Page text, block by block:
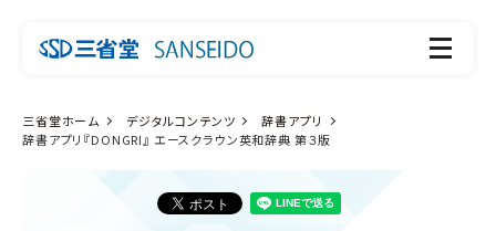
三省堂ホーム デジタルコンテンツ
辞書アプリ
辞書アプリ『DONGRI』 エースクラウン英和辞典 第３版